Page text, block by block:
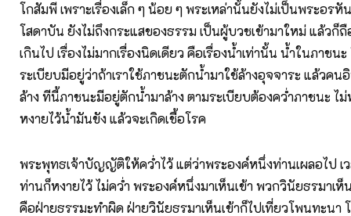
โกสัมพี เพราะเรื่องเล็ก ๆ น้อย ๆ พระเหล่านั้นยังไม่เป็นพระอรหั
โสดาบัน ยังไม่ถึงกระแสของธรรม เป็นผู้บวชเข้ามาใหม่ แล้วก็
เกินไป เรื่องไม่มากเรื่องนิดเดียว คือเรื่องน้ำเท่านั้น น้ำในภาชน
ระเบียบมีอยู่ว่าถ้าเราใช้ภาชนะตักน้ำมาใช้ล้างอุจจาระ แล้วคน
ล้าง ทีนี้ภาชนะมีอยู่ตักน้ำมาล้าง ตามระเบียบต้องคว่ำภาชนะ ไม่
หงายไว้น้ำมันขัง แล้วจะเกิดเชื้อโรค
พระพุทธเจ้าบัญญัติให้คว่ำไว้ แต่ว่าพระองค์หนึ่งท่านเผลอไป เ
ท่านก็หงายไว้ ไม่คว่ำ พระองค์หนึ่งมาเห็นเข้า พวกวินัยธรมาเห็
คือฝ่ายธรรมะทำผิด ฝ่ายวินัยธรมาเห็นเข้าก็ไปเที่ยวโพนทะนา